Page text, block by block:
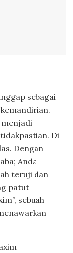
sebagai
menjadi
Di
Dengan
Anda
teruji dan
patut
sebuah